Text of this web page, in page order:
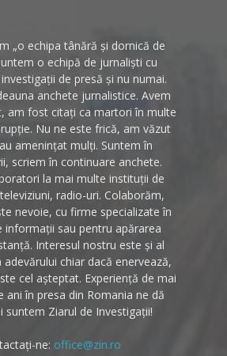
„o echipa tânără și dornică de
o echipă de jurnaliști cu
de presă și nu numai.
anchete jurnalistice. Avem
am fost citați ca martori în multe
Nu ne este frică, am văzut
amenințat mulți. Suntem în
scriem în continuare anchete.
la mai multe instituții de
radio-uri. Colaborăm,
nevoie, cu firme specializate în
informații sau pentru apărarea
Interesul nostru este și al
chiar dacă enervează,
cel așteptat. Experiență de mai
ani în presa din Romania ne dă
suntem Ziarul de Investigații!
ne: office@zin.ro